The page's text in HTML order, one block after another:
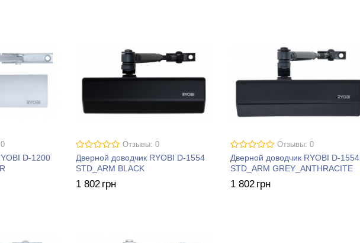
D-1200
Отзывы: 0
Дверной доводчик RYOBI D-1554
STD_ARM BLACK
1 802 грн
Отзывы: 0
Дверной доводчик RYOBI D-1554
STD_ARM GREY_ANTHRACITE
1 802 грн